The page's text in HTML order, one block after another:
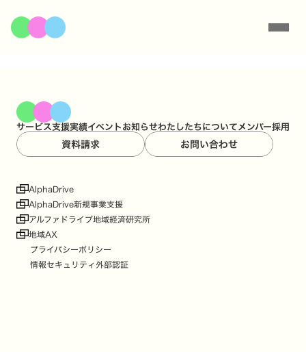
サービス支援実績イベントお知らせわたしたちについてメンバー採用
資料請求 お問い合わせ
AlphaDrive
AlphaDrive新規事業支援
アルファドライブ地域経済研究所
地域AX
プライバシーポリシー
情報セキュリティ外部認証